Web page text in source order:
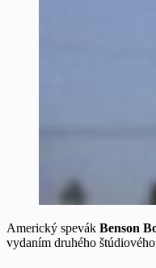
Americký spevák Benson
vydaním druhého